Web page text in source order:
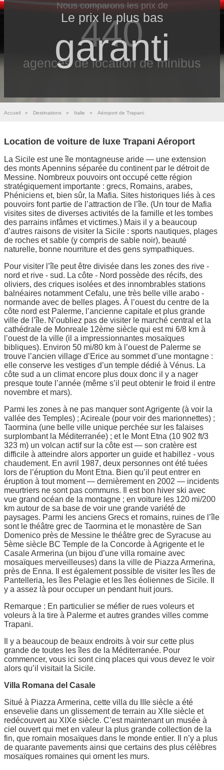
Nous comparons les prix de
440
agences de location de minibus
Le prix le​ plus bas
garanti
Accueil » Destinations » Italie » Aéroport de Trapani
Location de voiture de luxe Trapani Aéroport
La Sicile est une île montagneuse aride — une extension
des monts Apennins séparée du continent par le détroit de
Messine. Nombreux pouvoirs ont occupé cette région
stratégiquement importante : grecs, Romains, arabes,
Phéniciens et, bien sûr, la Mafia. Sites historiques liés à ces
pouvoirs font partie de l’attraction de l’île. (Un tour de Mafia
visites sites de diverses activités de la famille et les tombes
des parrains infâmes et victimes.) Mais il y a beaucoup
d’autres raisons de visiter la Sicile : sports nautiques, plages
de roches et sable (y compris de sable noir), beauté
naturelle, bonne nourriture et des gens sympathiques.
Pour visiter l’île peut être divisée dans les zones des rive -
nord et rive - sud. La côte - Nord possède des récifs, des
oliviers, des criques isolées et des innombrables stations
balnéaires notamment Cefalu, une très belle ville arabo -
normande avec de belles plages. À l’ouest du centre de la
côte nord est Palerme, l’ancienne capitale et plus grande
ville de l’île. N’oubliez pas de visiter le marché central et la
cathédrale de Monreale 12ème siècle qui est mi 6/8 km à
l’ouest de la ville (il a impressionnantes mosaïques
bibliques). Environ 50 mi/80 km à l’ouest de Palerme se
trouve l’ancien village d’Erice au sommet d’une montagne :
elle conserve les vestiges d’un temple dédié à Vénus. La
côte sud a un climat encore plus doux donc il y a nager
presque toute l’année (même s’il peut obtenir le froid il entre
novembre et mars).
Parmi les zones à ne pas manquer sont Agrigente (à voir la
vallée des Temples) ; Acireale (pour voir des marionnettes) ;
Taormina (une belle ville unique perchée sur les falaises
surplombant la Méditerranée) ; et le Mont Etna (10 902 ft/3
323 m) un volcan actif sur la côte est — son cratère est
difficile à atteindre alors apporter un guide et habillez - vous
chaudement. En avril 1987, deux personnes ont été tuées
lors de l’éruption du Mont Etna. Bien qu’il peut entrer en
éruption à tout moment — dernièrement en 2002 — incidents
meurtriers ne sont pas communs. Il est bon hiver ski avec
vue grand océan de la montagne ; en voiture les 120 mi/200
km autour de sa base de voir une grande variété de
paysages. Parmi les anciens Grecs et romains, ruines de l’île
sont le théâtre grec de Taormina et le monastère de San
Domenico près de Messine le théâtre grec de Syracuse au
5ème siècle BC Temple de la Concorde à Agrigente et le
Casale Armerina (un bijou d’une villa romaine avec
mosaïques merveilleuses) dans la ville de Piazza Armerina,
près de Enna. Il est également possible de visiter les îles de
Pantelleria, les îles Pelagie et les îles éoliennes de Sicile. Il
y a assez là pour occuper un pendant huit jours.
Remarque : En particulier se méfier de rues voleurs et
voleurs à la tire à Palerme et autres grandes villes comme
Trapani.
Il y a beaucoup de beaux endroits à voir sur cette plus
grande de toutes les îles de la Méditerranée. Pour
commencer, vous ici sont cinq places qui vous devez le voir
alors qu’il visitait la Sicile.
Villa Romana del Casale
Situé à Piazza Armerina, cette villa du IIIe siècle a été
ensevelie dans un glissement de terrain au XIIe siècle et
redécouvert au XIXe siècle. C’est maintenant un musée à
ciel ouvert qui met en valeur la plus grande collection de la
fin, que romain mosaïques dans le monde entier. Il n’y a plus
de quarante pavements ainsi que certains des plus célèbres
mosaïques romaines qui ornent les murs.